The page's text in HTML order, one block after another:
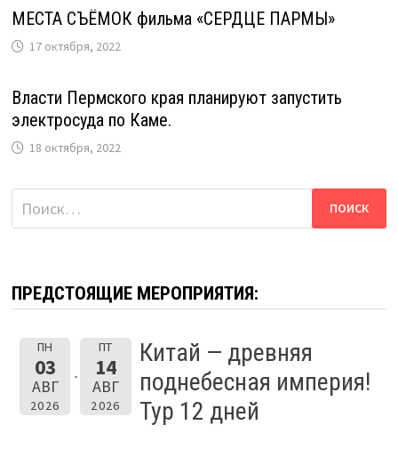
МЕСТА СЪЁМОК фильма «СЕРДЦЕ ПАРМЫ»
17 октября, 2022
Власти Пермского края планируют запустить
электросуда по Каме.
18 октября, 2022
Найти:
ПРЕДСТОЯЩИЕ МЕРОПРИЯТИЯ:
ПН
03
АВГ
2026
ПТ
14
АВГ
2026
Китай — древняя
поднебесная империя!
Тур 12 дней